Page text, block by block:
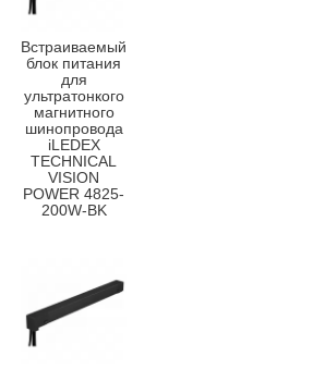
Встраиваемый
блок питания
для
ультратонкого
магнитного
шинопровода
iLEDEX
TECHNICAL
VISION
POWER 4825-
200W-BK